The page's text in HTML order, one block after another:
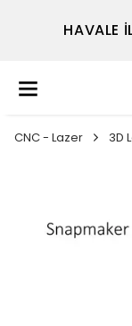
HAVALE
CNC - Lazer 3D